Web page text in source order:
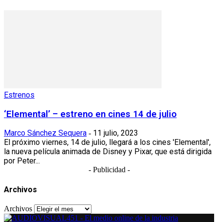
Estrenos
‘Elemental’ – estreno en cines 14 de julio
Marco Sánchez Sequera - 11 julio, 2023
El próximo viernes, 14 de julio, llegará a los cines 'Elemental',
la nueva película animada de Disney y Pixar, que está dirigida
por Peter...
- Publicidad -
Archivos
Archivos